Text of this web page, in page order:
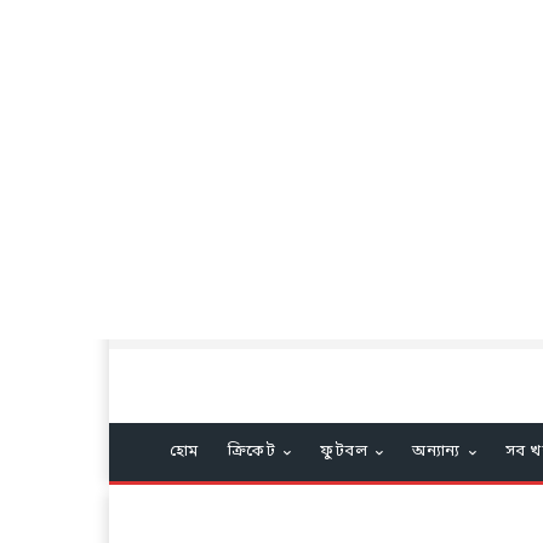
হোম ক্রিকেট ফুটবল অন্যান্য সব